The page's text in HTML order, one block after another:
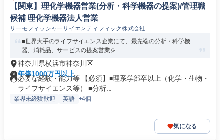
【関東】理化学機器営業(分析・科学機器の提案)/管理職
候補 理化学機器法人営業
サーモフィッシャーサイエンティフィック株式会社
■世界大手のライフサイエンス企業にて、最先端の分析・科学機
器、消耗品、サービスの提案営業を...
神奈川県横浜市神奈川区
年俸1000万円以上
必要な経験・能力等 【必須】■理系学部卒以上（化学・生物・
ライフサイエンス等） ■分析...
業界未経験歓迎 英語 +4個
気になる